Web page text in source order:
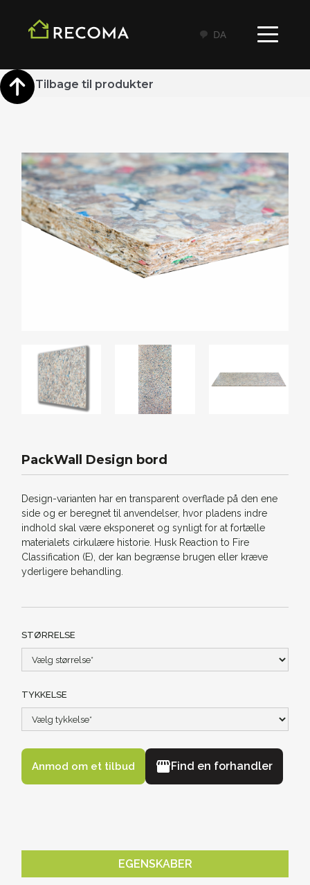
DA
Tilbage til produkter
PackWall Design bord
Design-varianten har en transparent overflade på den ene
side og er beregnet til anvendelser, hvor pladens indre
indhold skal være eksponeret og synligt for at fortælle
materialets cirkulære historie. Husk Reaction to Fire
Classification (E), der kan begrænse brugen eller kræve
yderligere behandling.
STØRRELSE
TYKKELSE
Find en forhandler
EGENSKABER